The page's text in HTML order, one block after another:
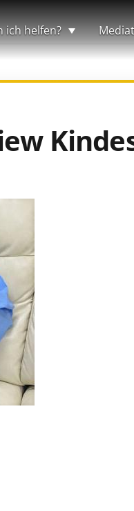
ich helfen?